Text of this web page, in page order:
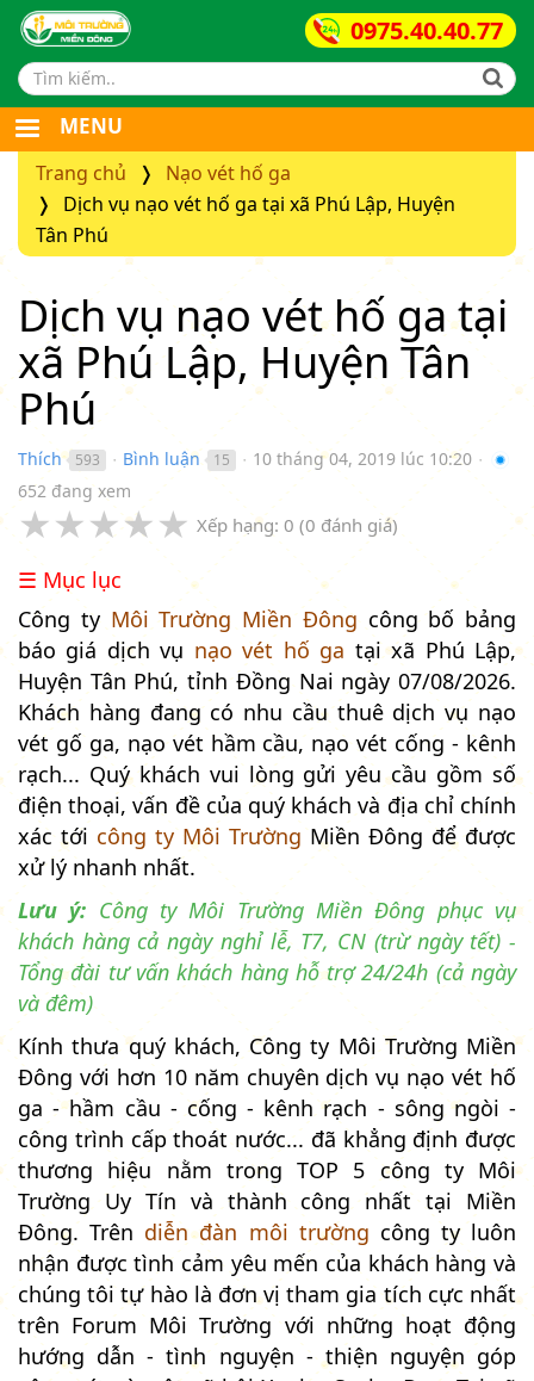
0975.40.40.77
Search form
MENU
Trang chủ
Nạo vét hố ga
Dịch vụ nạo vét hố ga tại xã Phú Lập, Huyện
Tân Phú
Dịch vụ nạo vét hố ga tại
xã Phú Lập, Huyện Tân
Phú
Thích 593 ● Bình luận 15 ● 10 tháng 04, 2019 lúc 10:20 ●
652 đang xem
★★★★★ Xếp hạng: 0 (0 đánh giá)
☰ Mục lục
Công ty Môi Trường Miền Đông công bố bảng
báo giá dịch vụ nạo vét hố ga tại xã Phú Lập,
Huyện Tân Phú, tỉnh Đồng Nai ngày 07/08/2026.
Khách hàng đang có nhu cầu thuê dịch vụ nạo
vét gố ga, nạo vét hầm cầu, nạo vét cống - kênh
rạch... Quý khách vui lòng gửi yêu cầu gồm số
điện thoại, vấn đề của quý khách và địa chỉ chính
xác tới công ty Môi Trường Miền Đông để được
xử lý nhanh nhất.
Lưu ý: Công ty Môi Trường Miền Đông phục vụ
khách hàng cả ngày nghỉ lễ, T7, CN (trừ ngày tết) -
Tổng đài tư vấn khách hàng hỗ trợ 24/24h (cả ngày
và đêm)
Kính thưa quý khách, Công ty Môi Trường Miền
Đông với hơn 10 năm chuyên dịch vụ nạo vét hố
ga - hầm cầu - cống - kênh rạch - sông ngòi -
công trình cấp thoát nước... đã khẳng định được
thương hiệu nằm trong TOP 5 công ty Môi
Trường Uy Tín và thành công nhất tại Miền
Đông. Trên diễn đàn môi trường công ty luôn
nhận được tình cảm yêu mến của khách hàng và
chúng tôi tự hào là đơn vị tham gia tích cực nhất
trên Forum Môi Trường với những hoạt động
hướng dẫn - tình nguyện - thiện nguyện góp